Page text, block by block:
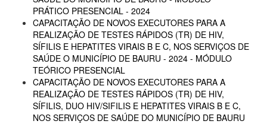
PRÁTICO PRESENCIAL - 2024
CAPACITAÇÃO DE NOVOS EXECUTORES PARA A
REALIZAÇÃO DE TESTES RÁPIDOS (TR) DE HIV,
SÍFILIS E HEPATITES VIRAIS B E C, NOS SERVIÇOS DE
SAÚDE O MUNICÍPIO DE BAURU - 2024 - MÓDULO
TEÓRICO PRESENCIAL
CAPACITAÇÃO DE NOVOS EXECUTORES PARA A
REALIZAÇÃO DE TESTES RÁPIDOS (TR) DE HIV,
SÍFILIS, DUO HIV/SIFILIS E HEPATITES VIRAIS B E C,
NOS SERVIÇOS DE SAÚDE DO MUNICÍPIO DE BAURU